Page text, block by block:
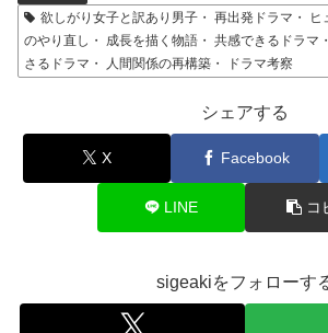
欲しがり女子と訳あり男子・ 再出発ドラマ・ ヒ
のやり直し・ 成長を描く物語・ 共感できるドラマ
さるドラマ・ 人間関係の再構築・ ドラマ考察
シェアする
X Facebook
LINE コ
sigeakiをフォローす